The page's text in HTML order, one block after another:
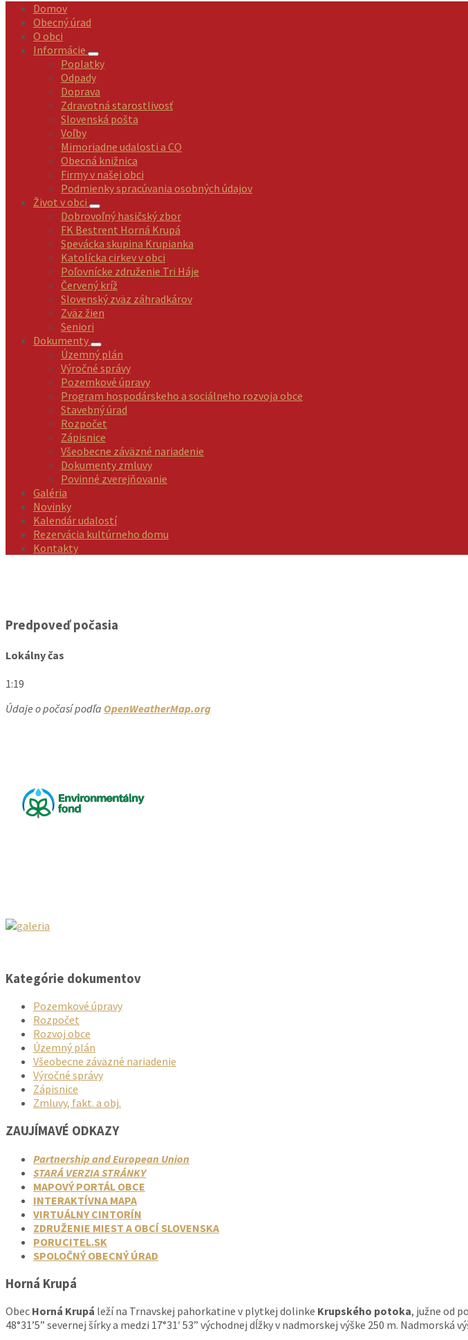
Domov
Obecný úrad
O obci
Informácie
Poplatky
Odpady
Doprava
Zdravotná starostlivosť
Slovenská pošta
Voľby
Mimoriadne udalosti a CO
Obecná knižnica
Firmy v našej obci
Podmienky spracúvania osobných údajov
Život v obci
Dobrovoľný hasičský zbor
FK Bestrent Horná Krupá
Spevácka skupina Krupianka
Katolícka cirkev v obci
Poľovnícke združenie Tri Háje
Červený kríž
Slovenský zväz záhradkárov
Zväz žien
Seniori
Dokumenty
Územný plán
Výročné správy
Pozemkové úpravy
Program hospodárskeho a sociálneho rozvoja obce
Stavebný úrad
Rozpočet
Zápisnice
Všeobecne záväzné nariadenie
Dokumenty zmluvy
Povinné zverejňovanie
Galéria
Novinky
Kalendár udalostí
Rezervácia kultúrneho domu
Kontakty
Predpoveď počasia
Lokálny čas
1:19
Údaje o počasí podľa OpenWeatherMap.org
Kategórie dokumentov
Pozemkové úpravy
Rozpočet
Rozvoj obce
Územný plán
Všeobecne záväzné nariadenie
Výročné správy
Zápisnice
Zmluvy, fakt. a obj.
ZAUJÍMAVÉ ODKAZY
Partnership and European Union
STARÁ VERZIA STRÁNKY
MAPOVÝ PORTÁL OBCE
INTERAKTÍVNA MAPA
VIRTUÁLNY CINTORÍN
ZDRUŽENIE MIEST A OBCÍ SLOVENSKA
PORUCITEL.SK
SPOLOČNÝ OBECNÝ ÚRAD
Horná Krupá
Obec Horná Krupá leží na Trnavskej pahorkatine v plytkej dolinke Krupského potoka, južne od
48°31’5” severnej šírky a medzi 17°31′ 53” východnej dĺžky v nadmorskej výške 250 m. Nadmorská